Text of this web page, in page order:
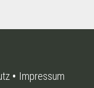
Impressum